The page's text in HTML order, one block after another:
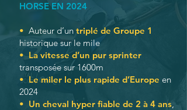
HORSE EN 2024
• Auteur d’un triplé de Groupe 1
historique sur le mile
• La vitesse d’un pur sprinter
transposée sur 1600m
•Le miler le plus rapide d’Europe en
2024
• Un cheval hyper fiable de 2 à 4 ans,